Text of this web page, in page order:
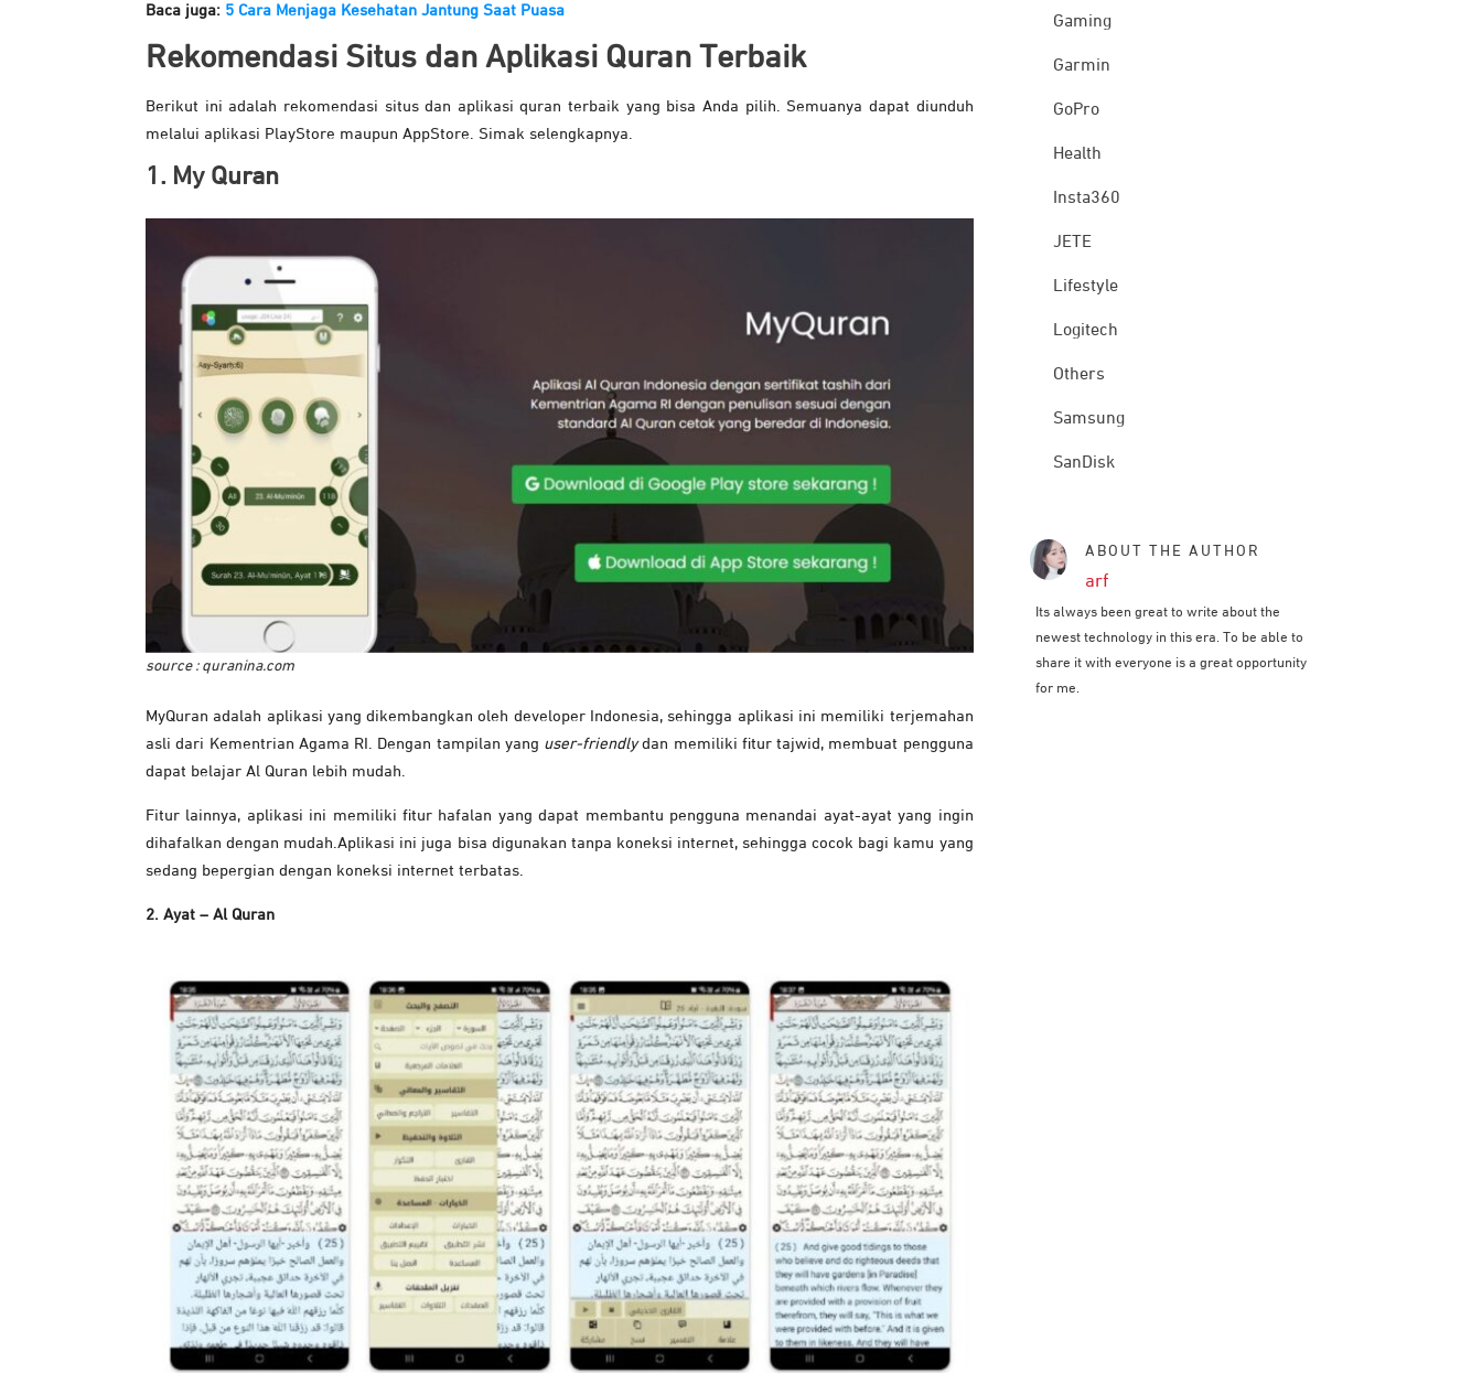
Baca juga: 5 Cara Menjaga Kesehatan Jantung Saat Puasa
Rekomendasi Situs dan Aplikasi Quran Terbaik
Berikut ini adalah rekomendasi situs dan aplikasi quran terbaik yang bisa Anda pilih. Semuanya dapat diunduh
melalui aplikasi PlayStore maupun AppStore. Simak selengkapnya.
1. My Quran
source : quranina.com
MyQuran adalah aplikasi yang dikembangkan oleh developer Indonesia, sehingga aplikasi ini memiliki terjemahan
asli dari Kementrian Agama RI. Dengan tampilan yang user-friendlydan memiliki fitur tajwid, membuat pengguna
dapat belajar Al Quran lebih mudah.
Fitur lainnya, aplikasi ini memiliki fitur hafalan yang dapat membantu pengguna menandai ayat-ayat yang ingin
dihafalkan dengan mudah.Aplikasi ini juga bisa digunakan tanpa koneksi internet, sehingga cocok bagi kamu yang
sedang bepergian dengan koneksi internet terbatas.
2. Ayat – Al Quran
Gaming
Garmin
GoPro
Health
Insta360
JETE
Lifestyle
Logitech
Others
Samsung
SanDisk
ABOUT THE AUTHOR
arf
Its always been great to write about the
newest technology in this era. To be able to
share it with everyone is a great opportunity
for me.